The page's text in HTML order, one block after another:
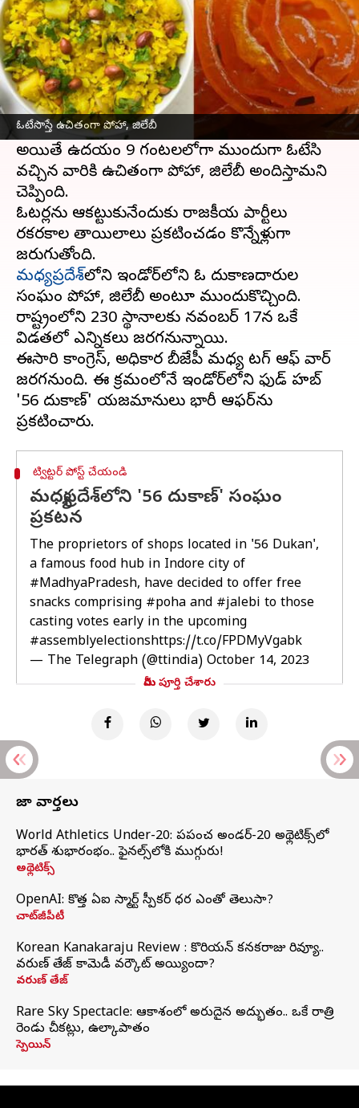
ఓటేసొస్తే ఉచితంగా పోహా, జిలేబీ
వ్రాసిన వారు TEJAVYAS BESTHA Oct 14, 2023 06:12 pm
ఈ వార్తాకథనం ఏంటి
అసెంబ్లీ ఎన్నికల వేళఇండోర్ఓటర్లకు బంపర్ ఆఫర్
తగిలింది. ఈ మేరకు నగరంలోని దుకాణదారుల
సంఘం ఈ ఆఫర్‌ ప్రకటించింది.
అయితే ఉదయం 9 గంటలలోగా ముందుగా ఓటేసి
వచ్చిన వారికి ఉచితంగా పోహా, జిలేబీ అందిస్తామని
చెప్పింది.
ఓటర్లను ఆకట్టుకునేందుకు రాజకీయ పార్టీలు
రకరకాల తాయిలాలు ప్రకటించడం కొన్నేళ్లుగా
మధ్యప్రదేశ్‌లోని ఇండోర్‌లోని ఓ దుకాణదారుల
సంఘం పోహా, జిలేబీ అంటూ ముందుకొచ్చింది.
రాష్ట్రంలోని 230 స్థానాలకు నవంబర్‌ 17న ఒకే
విడతలో ఎన్నికలు జరగనున్నాయి.
ఈసారి కాంగ్రెస్‌, అధికార బీజేపీ మధ్య టగ్ ఆఫ్ వార్
జరగనుంది. ఈ క్రమంలోనే ఇండోర్‌లోని ఫుడ్‌ హబ్‌
'56 దుకాణ్‌' యజమానులు భారీ ఆఫర్‌ను
ట్విట్టర్ పోస్ట్ చేయండి
మధ్యప్రదేశ్‌లోని '56 దుకాణ్' సంఘం
ప్రకటన
The proprietors of shops located in '56 Dukan',
a famous food hub in Indore city of
#MadhyaPradesh, have decided to offer free
snacks comprising #poha and #jalebi to those
casting votes early in the upcoming
#assemblyelectionshttps://t.co/FPDMyVgabk
— The Telegraph (@ttindia) October 14, 2023
మీరు పూర్తి చేశారు
తాజా వార్తలు
World Athletics Under-20: ప్రపంచ అండర్-20 అథ్లెటిక్స్‌లో
భారత్‌ శుభారంభం.. ఫైనల్స్‌లోకి ముగ్గురు!
అథ్లెటిక్స్
OpenAI: కొత్త ఏఐ స్మార్ట్ స్పీకర్ ధర ఎంతో తెలుసా?
చాట్‌జీపీటీ
Korean Kanakaraju Review : కొరియన్ కనకరాజు రివ్యూ..
వరుణ్ తేజ్ కామెడీ వర్కౌట్ అయ్యిందా?
వరుణ్ తేజ్
Rare Sky Spectacle: ఆకాశంలో అరుదైన అద్భుతం.. ఒకే రాత్రి
రెండు చీకట్లు, ఉల్కాపాతం
స్పెయిన్